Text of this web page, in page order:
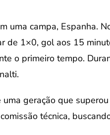
uma campa, Espanha.
de 1×0, gol aos 15
o primeiro tempo.
geração que
técnica,